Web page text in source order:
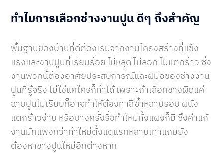
ทำไมการเลือกช่างงานปูน ดีๆ ถึงสำคัญ
พื้นฐานของบ้านที่ดีต้องเริ่มจากงานโครงสร้างที่แข็ง
แรงและงานปูนที่เรียบร้อย ไม่หลุด ไม่ลอก ไม่แตกร้าว ซึ่ง
งานพวกนี้ต้องอาศัยประสบการณ์และฝีมือของช่างงาน
ปูนที่รู้จริง ไม่ใช่แค่ใครก็ทำได้ เพราะถ้าเลือกช่างผิดแค่
ฉาบปูนไม่เรียบก็อาจทำให้ต้องทาสีซ้ำหลายรอบ ผนัง
แตกร้าวง่าย หรือบางครั้งรื้อทำใหม่ทั้งแผงก็มี ซึ่งค่าแก้
งานมักแพงกว่าทำใหม่ตั้งแต่แรกหลายเท่าแถมยัง
ต้องหาช่างปูนใหม่อีกต่างหาก